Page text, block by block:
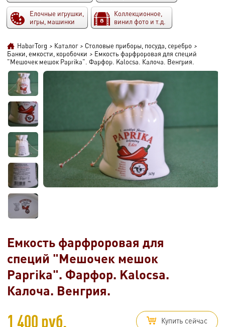
Елочные игрушки,
игры, машинки
Коллекционное,
винил фото и т.д.
HabarTorg > Каталог > Столовые приборы, посуда, серебро >
Банки, емкости, коробочки > Емкость фарфроровая для специй
"Мешочек мешок Paprika". Фарфор. Kalocsa. Калоча. Венгрия.
Емкость фарфроровая для
специй "Мешочек мешок
Paprika". Фарфор. Kalocsa.
Калоча. Венгрия.
1 400 руб. Купить сейчас